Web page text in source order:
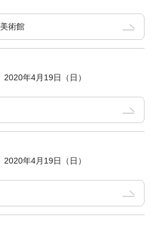
術館
年4月19日（日）
年4月19日（日）